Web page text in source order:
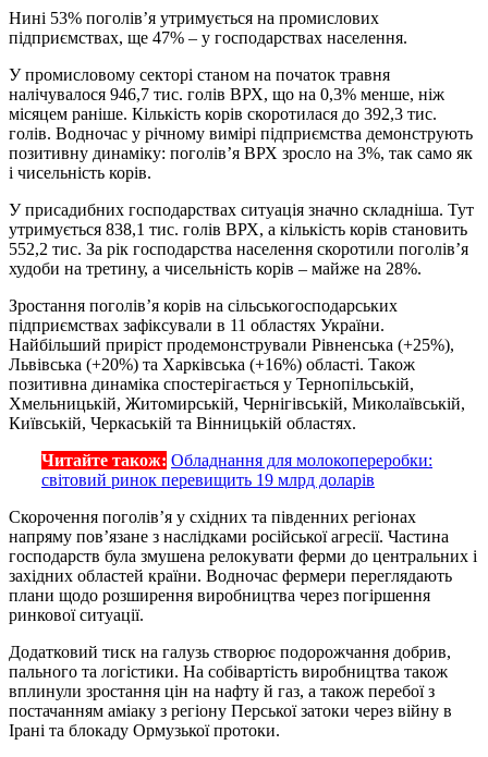
Нині 53% поголів’я утримується на промислових
підприємствах, ще 47% – у господарствах населення.
У промисловому секторі станом на початок травня
налічувалося 946,7 тис. голів ВРХ, що на 0,3% менше, ніж
місяцем раніше. Кількість корів скоротилася до 392,3 тис.
голів. Водночас у річному вимірі підприємства демонструють
позитивну динаміку: поголів’я ВРХ зросло на 3%, так само як
і чисельність корів.
У присадибних господарствах ситуація значно складніша. Тут
утримується 838,1 тис. голів ВРХ, а кількість корів становить
552,2 тис. За рік господарства населення скоротили поголів’я
худоби на третину, а чисельність корів – майже на 28%.
Зростання поголів’я корів на сільськогосподарських
підприємствах зафіксували в 11 областях України.
Найбільший приріст продемонстрували Рівненська (+25%),
Львівська (+20%) та Харківська (+16%) області. Також
позитивна динаміка спостерігається у Тернопільській,
Хмельницькій, Житомирській, Чернігівській, Миколаївській,
Київській, Черкаській та Вінницькій областях.
Читайте також: Обладнання для молокопереробки:
світовий ринок перевищить 19 млрд доларів
Скорочення поголів’я у східних та південних регіонах
напряму пов’язане з наслідками російської агресії. Частина
господарств була змушена релокувати ферми до центральних і
західних областей країни. Водночас фермери переглядають
плани щодо розширення виробництва через погіршення
ринкової ситуації.
Додатковий тиск на галузь створює подорожчання добрив,
пального та логістики. На собівартість виробництва також
вплинули зростання цін на нафту й газ, а також перебої з
постачанням аміаку з регіону Перської затоки через війну в
Ірані та блокаду Ормузької протоки.